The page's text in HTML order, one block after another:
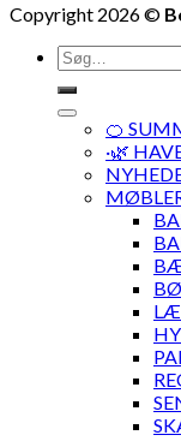
Copyright 2026 ©
Søg
efter:
🍊
·🌿